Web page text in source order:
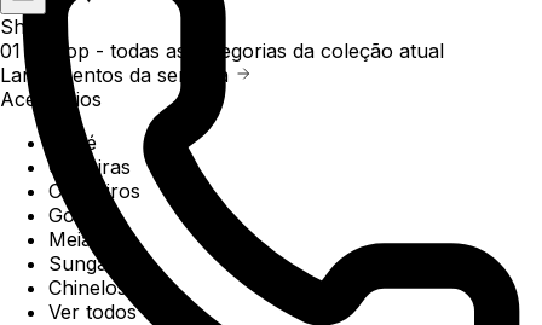
Shop
01 /
Shop - todas as categorias da coleção atual
Lançamentos da semana
Acessórios
Boné
Carteiras
Chaveiros
Gorros
Meias
Sunga
Chinelos
Ver todos